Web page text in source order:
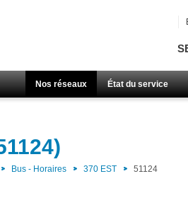
Nos réseaux État du service
Bus - Horaires 370 EST 51124